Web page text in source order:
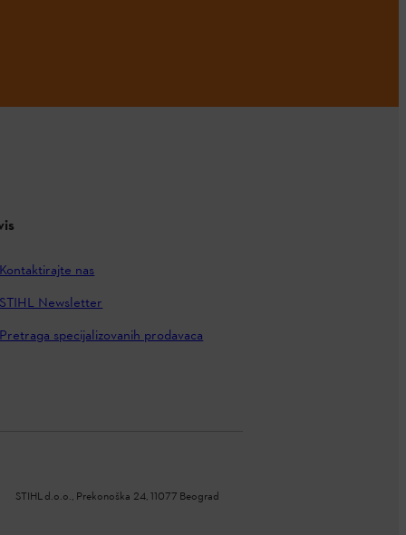
Kontaktirajte nas
STIHL Newsletter
Pretraga specijalizovanih prodavaca
STIHL d.o.o., Prekonoška 24, 11077 Beograd